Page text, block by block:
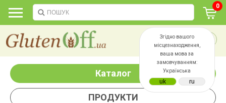
Згідно вашого
місцезнаходження,
ваша мова за
замовчуванням:
Українська
0
Каталог
ПРОДУКТИ